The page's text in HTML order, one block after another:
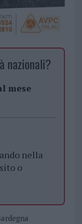
nazionali?
mese
nella
o